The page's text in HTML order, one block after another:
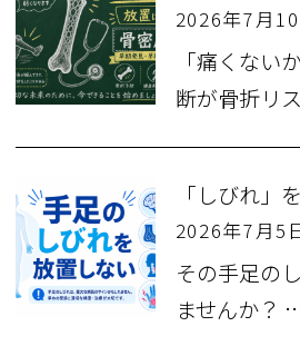
2026年7月
「痛くない
断が骨折リ
2026年7月5
その手足の
ませんか？